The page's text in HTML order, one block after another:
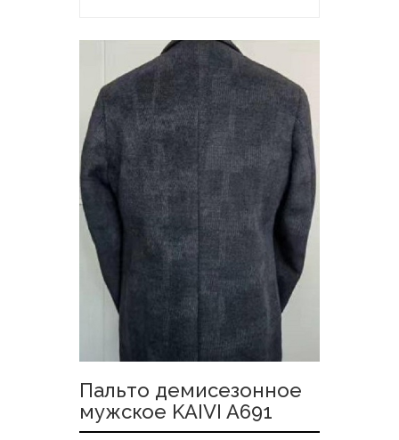
Пальто демисезонное
мужское KAIVI A691